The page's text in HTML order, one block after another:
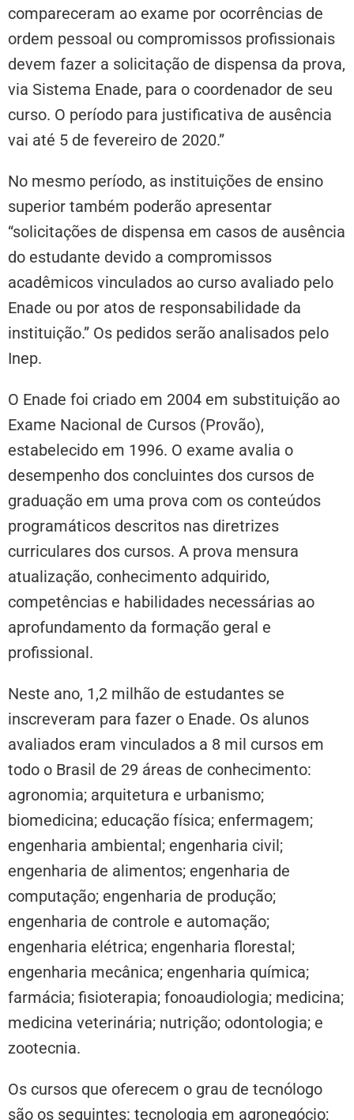
compareceram ao exame por ocorrências de
ordem pessoal ou compromissos profissionais
devem fazer a solicitação de dispensa da prova,
via Sistema Enade, para o coordenador de seu
curso. O período para justificativa de ausência
vai até 5 de fevereiro de 2020.”
No mesmo período, as instituições de ensino
superior também poderão apresentar
“solicitações de dispensa em casos de ausência
do estudante devido a compromissos
acadêmicos vinculados ao curso avaliado pelo
Enade ou por atos de responsabilidade da
instituição.” Os pedidos serão analisados pelo
Inep.
O Enade foi criado em 2004 em substituição ao
Exame Nacional de Cursos (Provão),
estabelecido em 1996. O exame avalia o
desempenho dos concluintes dos cursos de
graduação em uma prova com os conteúdos
programáticos descritos nas diretrizes
curriculares dos cursos. A prova mensura
atualização, conhecimento adquirido,
competências e habilidades necessárias ao
aprofundamento da formação geral e
profissional.
Neste ano, 1,2 milhão de estudantes se
inscreveram para fazer o Enade. Os alunos
avaliados eram vinculados a 8 mil cursos em
todo o Brasil de 29 áreas de conhecimento:
agronomia; arquitetura e urbanismo;
biomedicina; educação física; enfermagem;
engenharia ambiental; engenharia civil;
engenharia de alimentos; engenharia de
computação; engenharia de produção;
engenharia de controle e automação;
engenharia elétrica; engenharia florestal;
engenharia mecânica; engenharia química;
farmácia; fisioterapia; fonoaudiologia; medicina;
medicina veterinária; nutrição; odontologia; e
zootecnia.
Os cursos que oferecem o grau de tecnólogo
são os seguintes: tecnologia em agronegócio;